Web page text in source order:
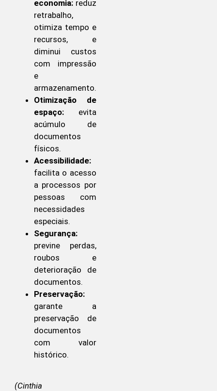
economia: reduz
retrabalho,
otimiza tempo e
recursos, e
diminui custos
com impressão
e
armazenamento.
Otimização de
espaço: evita
acúmulo de
documentos
físicos.
Acessibilidade:
facilita o acesso
a processos por
pessoas com
necessidades
especiais.
Segurança:
previne perdas,
roubos e
deterioração de
documentos.
Preservação:
garante a
preservação de
documentos
com valor
histórico.
(Cinthia